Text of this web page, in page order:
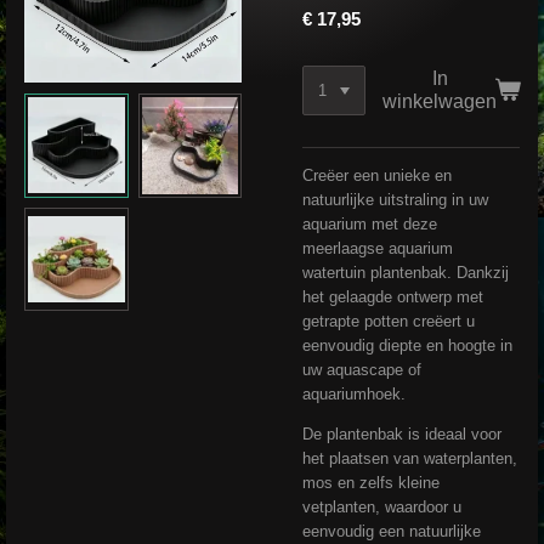
€ 17,95
In
winkelwagen
Creëer een unieke en
natuurlijke uitstraling in uw
aquarium met deze
meerlaagse aquarium
watertuin plantenbak. Dankzij
het gelaagde ontwerp met
getrapte potten creëert u
eenvoudig diepte en hoogte in
uw aquascape of
aquariumhoek.
De plantenbak is ideaal voor
het plaatsen van waterplanten,
mos en zelfs kleine
vetplanten, waardoor u
eenvoudig een natuurlijke